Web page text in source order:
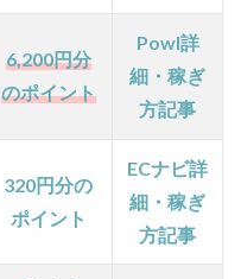
6,200円分
のポイント
Powl詳
細・稼ぎ
方記事
320円分の
ポイント
ECナビ詳
細・稼ぎ
方記事